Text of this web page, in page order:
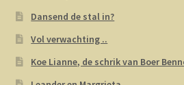
Dansend de stal in?
Vol verwachting ..
Koe Lianne, de schrik van Boer